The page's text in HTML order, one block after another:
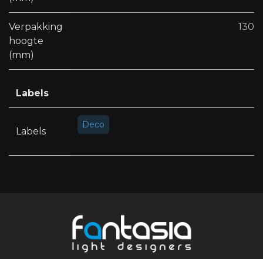
Verpakking
hoogte
(mm)
130
Labels
Labels
Deco